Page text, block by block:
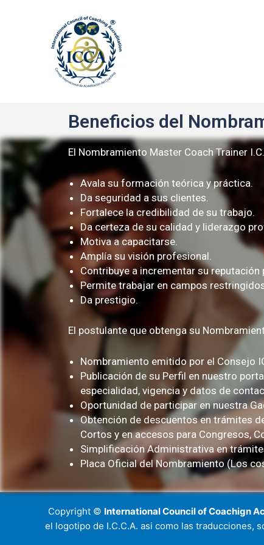
Beneficios del
El Nombramiento Master Coach Trainer
Avala su formación teórica y práctica.
Da seguridad a sus clientes.
Fortalece la credibilidad de su trabajo.
Da certeza de su calidad y liderazgo
Motiva a capacitarse.
Amplía su visión profesional.
Contribuye a incrementar su reputación
Permite trabajar en campos
Da prestigio.
El postulante que obtenga su
Nombramiento emitido por el Consejo
Publicación de su Perfil en nuestro
especialidad, vigencia y datos de
Oportunidad de participar en nuestra
Obtención de descuentos en trámites
Cortos y en accesos para Congresos,
Simplificación Administrativa en
Placa Oficial del Nombramiento (Los
Copyright © International Council of Coachign
el logotipo de I.C.C.A. asi como las traducciones,